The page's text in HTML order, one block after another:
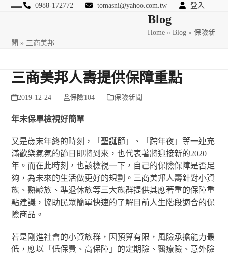
Skip
0988-172772 tomasni@yahoo.com.tw 登入
匯豐國際風險管理顧問Blog
Home »Blog »保險新
聞 » 三商美邦...
三商美邦人壽提供保障重點
2019-12-24 保險104 保險新聞
年末保單檢視好簡單
又是歲末年終的時刻，「聖誕節」、「跨年夜」等一連充
滿歡樂氣氛的節日即將到來，也代表著將迎接新的2020
年。而在此時刻，也該檢視一下，自己的保險保障是否足
夠，為未來的生活做更好的規劃。三商美邦人壽針對小資
族、熟齡族、準退休族等三大族群提供其應著重的保障重
點建議，協助民眾簡單快速的了解目前人生階段適合的保
險商品。
若是剛進社會的小資族群，因預算有限，風險承擔能力最
低，應以「低保費、高保障」的定期險、醫療險、意外險